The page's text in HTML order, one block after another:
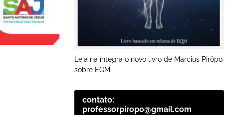
Leia na íntegra o novo livro de Marcius Pirôpo
sobre EQM
contato:
professorpiropo@gmail.com